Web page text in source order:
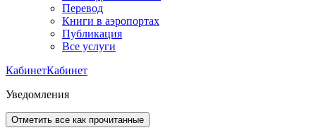
Перевод
Книги в аэропортах
Публикация
Все услуги
КабинетКабинет
Уведомления
Отметить все как прочитанные